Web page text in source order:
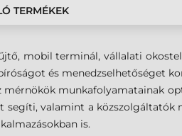
TERMÉKEK
mobil terminál, vállalati
és menedzselhetőséget
munkafolyamatainak
valamint a közszolgáltatók
is.